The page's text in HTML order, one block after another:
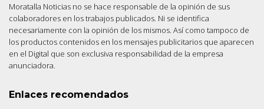
Moratalla Noticias no se hace responsable de la opinión de sus
colaboradores en los trabajos publicados. Ni se identifica
necesariamente con la opinión de los mismos. Así como tampoco de
los productos contenidos en los mensajes publicitarios que aparecen
en el Digital que son exclusiva responsabilidad de la empresa
anunciadora.
Enlaces recomendados